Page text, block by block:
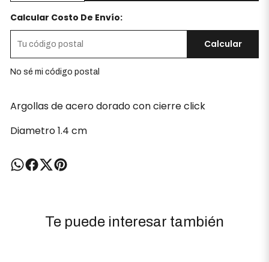
Calcular Costo De Envío:
Calcular
No sé mi código postal
Argollas de acero dorado con cierre click
Diametro 1.4 cm
Te puede interesar también